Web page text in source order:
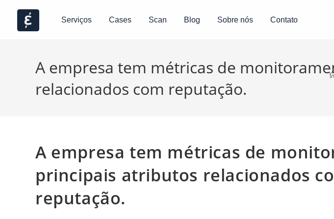
Serviços Cases Scan Blog Sobre nós Contato
A empresa tem métricas de
relacionados com reputação.
A empresa tem métricas de
principais atributos relacionados
reputação.